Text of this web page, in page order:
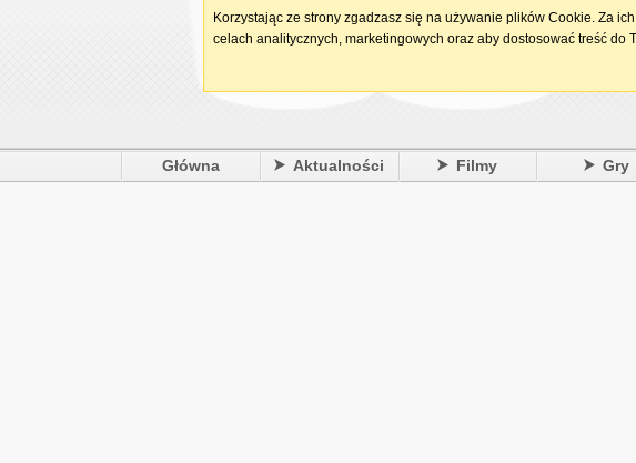
Główna Aktualności Filmy Gry
Korzystając ze strony zgadzasz się na używanie plików Cookie. Za
celach analitycznych, marketingowych oraz aby dostosować treść do